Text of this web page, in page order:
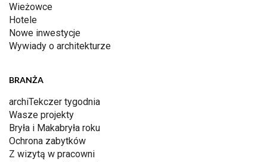
Wieżowce
Hotele
Nowe inwestycje
Wywiady o architekturze
BRANŻA
archiTekczer tygodnia
Wasze projekty
Bryła i Makabryła roku
Ochrona zabytków
Z wizytą w pracowni